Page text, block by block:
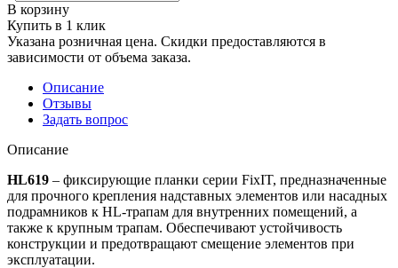
В корзину
Купить в 1 клик
Указана розничная цена. Скидки предоставляются в
зависимости от объема заказа.
Описание
Отзывы
Задать вопрос
Описание
HL619 – фиксирующие планки серии FixIT, предназначенные
для прочного крепления надставных элементов или насадных
подрамников к HL-трапам для внутренних помещений, а
также к крупным трапам. Обеспечивают устойчивость
конструкции и предотвращают смещение элементов при
эксплуатации.